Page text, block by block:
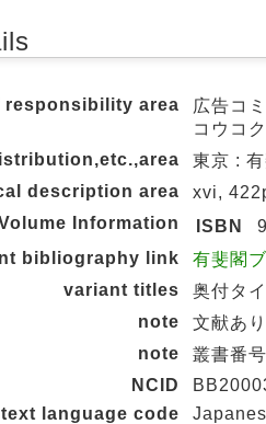
area
広告コ
コウコ
東京 :
description area
xvi,
Information
ISBN
bibliography link
有斐閣
variant titles
奥付タ
note
文献あり
note
叢書番
NCID
text language code